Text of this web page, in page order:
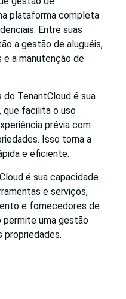
plataforma completa
Entre suas
a gestão de aluguéis,
e a manutenção de
do TenantCloud é sua
que facilita o uso
prévia com
Isso torna a
e eficiente.
é sua capacidade
e serviços,
e fornecedores de
permite uma gestão
propriedades.